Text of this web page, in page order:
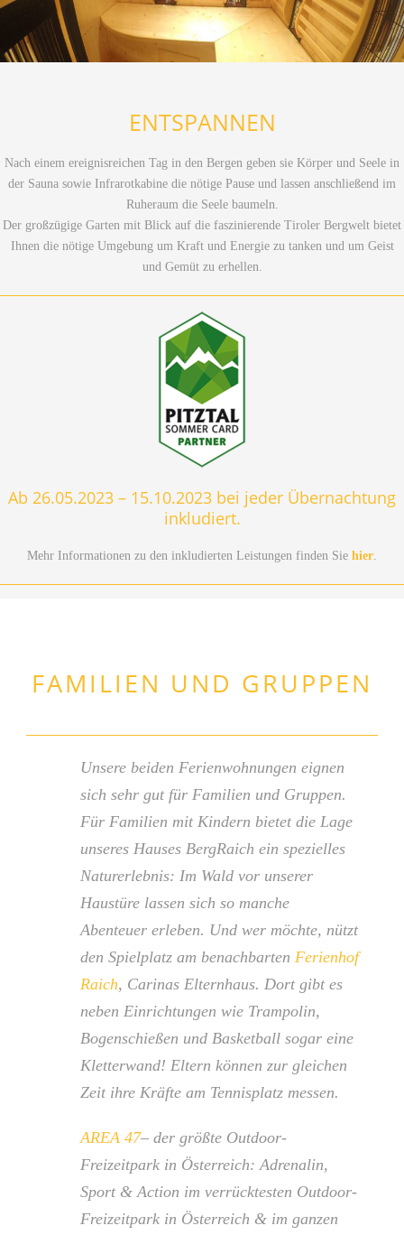
ENTSPANNEN
Nach einem ereignisreichen Tag in den Bergen geben sie Körper und Seele in
der Sauna sowie Infrarotkabine die nötige Pause und lassen anschließend im
Ruheraum die Seele baumeln.
Der großzügige Garten mit Blick auf die faszinierende Tiroler Bergwelt bietet
Ihnen die nötige Umgebung um Kraft und Energie zu tanken und um Geist
und Gemüt zu erhellen.
Ab 26.05.2023 – 15.10.2023 bei jeder Übernachtung
inkludiert.
Mehr Informationen zu den inkludierten Leistungen finden Sie hier
FAMILIEN UND GRUPPEN
Unsere beiden Ferienwohnungen eignen
sich sehr gut für Familien und Gruppen.
Für Familien mit Kindern bietet die Lage
unseres Hauses BergRaich ein spezielles
Naturerlebnis: Im Wald vor unserer
Haustüre lassen sich so manche
Abenteuer erleben. Und wer möchte, nützt
den Spielplatz am benachbarten Ferienhof
Raich, Carinas Elternhaus. Dort gibt es
neben Einrichtungen wie Trampolin,
Bogenschießen und Basketball sogar eine
Kletterwand! Eltern können zur gleichen
Zeit ihre Kräfte am Tennisplatz messen.
AREA 47– der größte Outdoor-
Freizeitpark in Österreich: Adrenalin,
Sport & Action im verrücktesten Outdoor-
Freizeitpark in Österreich & im ganzen